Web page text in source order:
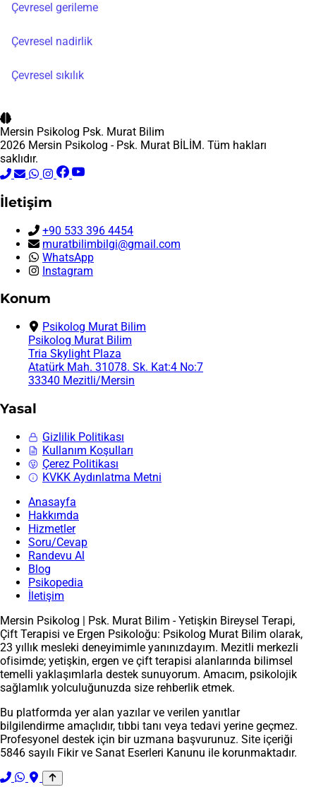
Çevresel gerileme
Çevresel nadirlik
Çevresel sıkılık
Mersin Psikolog Psk. Murat Bilim
2026 Mersin Psikolog - Psk. Murat BİLİM. Tüm hakları
saklıdır.
İletişim
+90 533 396 4454
muratbilimbilgi@gmail.com
WhatsApp
Instagram
Konum
Psikolog Murat Bilim
Psikolog Murat Bilim
Tria Skylight Plaza
Atatürk Mah. 31078. Sk. Kat:4 No:7
33340 Mezitli/Mersin
Yasal
Gizlilik Politikası
Kullanım Koşulları
Çerez Politikası
KVKK Aydınlatma Metni
Anasayfa
Hakkımda
Hizmetler
Soru/Cevap
Randevu Al
Blog
Psikopedia
İletişim
Mersin Psikolog | Psk. Murat Bilim - Yetişkin Bireysel Terapi,
Çift Terapisi ve Ergen Psikoloğu: Psikolog Murat Bilim olarak,
23 yıllık mesleki deneyimimle yanınızdayım. Mezitli merkezli
ofisimde; yetişkin, ergen ve çift terapisi alanlarında bilimsel
temelli yaklaşımlarla destek sunuyorum. Amacım, psikolojik
sağlamlık yolculuğunuzda size rehberlik etmek.
Bu platformda yer alan yazılar ve verilen yanıtlar
bilgilendirme amaçlıdır, tıbbi tanı veya tedavi yerine geçmez.
Profesyonel destek için bir uzmana başvurunuz. Site içeriği
5846 sayılı Fikir ve Sanat Eserleri Kanunu ile korunmaktadır.